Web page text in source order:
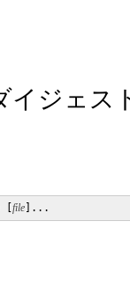
イジェス
file ]...